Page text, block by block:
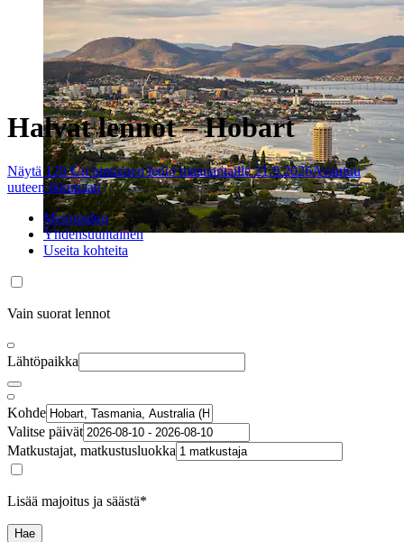
Halvat lennot – Hobart
Näytä 128 €:n hintainen lento maanantaille 21.9.2026Avautuu
uuteen ikkunaan
Menopaluu
Yhdensuuntainen
Useita kohteita
Vain suorat lennot
Lähtöpaikka
Kohde
Valitse päivät
Matkustajat, matkustusluokka
Lisää majoitus ja säästä*
Hae